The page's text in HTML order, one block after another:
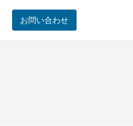
お問い合わせ